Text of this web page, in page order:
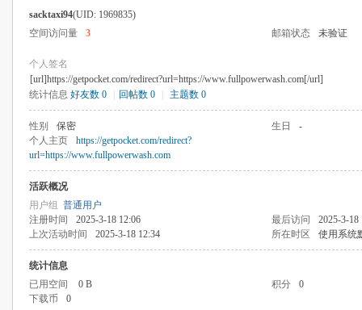
sacktaxi94(UID: 1969835)
空间访问量
3 邮箱状态 未验证
个人签名
[url]https://getpocket.com/redirect?url=https://www.fullpowerwash.com[/url]
统计信息 好友数 0 回帖数 0 主题数 0
性别 保密 生日
-
个人主页
https://getpocket.com/redirect?
url=https://www.fullpowerwash.com
活跃概况
用户组 普通用户
注册时间
2025-3-18 12:06 最后访问
2025-3-18
上次活动时间
2025-3-18 12:34 所在时区 使用系统
统计信息
已用空间
0 B 积分
0
下载币
0